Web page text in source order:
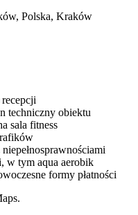
Polska, Kraków
recepcji
techniczny obiektu
sala fitness
w tym aqua aerobik
formy płatności